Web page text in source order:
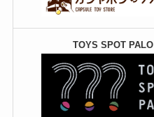
TOYS SPOT PALO